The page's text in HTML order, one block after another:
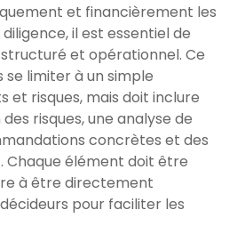
et financièrement les
il est essentiel de
et opérationnel. Ce
limiter à un simple
et risques, mais doit inclure
risques, une analyse de
concrètes et des
Chaque élément doit être
à être directement
pour faciliter les